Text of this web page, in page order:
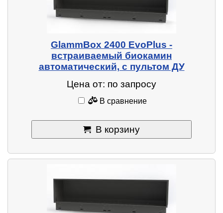
GlammBox 2400 EvoPlus -
встраиваемый биокамин
автоматический, с пультом ДУ
Цена от: по запросу
В сравнение
В корзину